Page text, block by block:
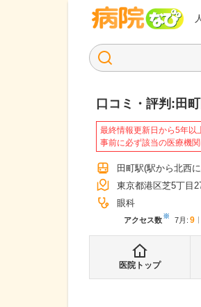
病
口コミ・評判:田
最終情報更新日から5年以
事前に必ず該当の医療機
田町駅(駅から北西
東京都港区芝5丁目
眼科
アクセス数※ 7月 : 9
医院トップ